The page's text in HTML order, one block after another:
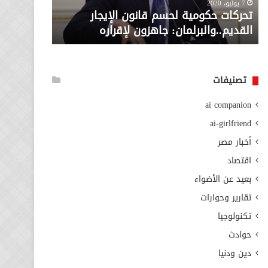
لإقراره
7 يوليو، 2020
تحركات حكومية لحسم قانون الإيجار
القديم..والبرلمان: جاهزون لإقراره
من
وزارة
الاجتماعي
تصنيفات
ai companion
ai-girlfriend
أخبار مصر
اقتصاد
بعيد عن الأضواء
تقارير وحوارات
تكنولوجيا
حوادث
دين ودنيا